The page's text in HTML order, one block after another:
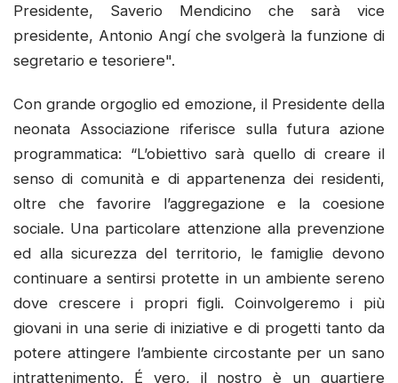
Presidente, Saverio Mendicino che sarà vice
presidente, Antonio Angí che svolgerà la funzione di
segretario e tesoriere".
Con grande orgoglio ed emozione, il Presidente della
neonata Associazione riferisce sulla futura azione
programmatica: “L’obiettivo sarà quello di creare il
senso di comunità e di appartenenza dei residenti,
oltre che favorire l’aggregazione e la coesione
sociale. Una particolare attenzione alla prevenzione
ed alla sicurezza del territorio, le famiglie devono
continuare a sentirsi protette in un ambiente sereno
dove crescere i propri figli. Coinvolgeremo i più
giovani in una serie di iniziative e di progetti tanto da
potere attingere l’ambiente circostante per un sano
intrattenimento. É vero, il nostro è un quartiere